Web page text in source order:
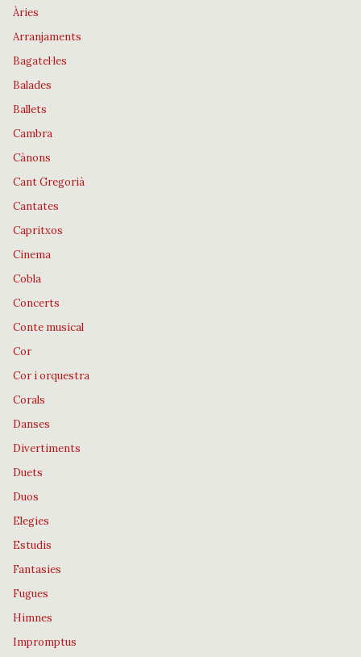
Àries
Arranjaments
Bagatel·les
Balades
Ballets
Cambra
Cànons
Cant Gregorià
Cantates
Capritxos
Cinema
Cobla
Concerts
Conte musical
Cor
Cor i orquestra
Corals
Danses
Divertiments
Duets
Duos
Elegies
Estudis
Fantasies
Fugues
Himnes
Impromptus